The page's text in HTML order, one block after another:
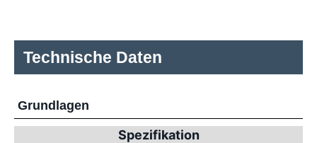
Technische Daten
Grundlagen
Spezifikation